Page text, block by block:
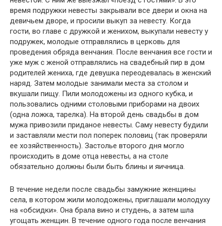
время подружки невесты закрывали все двери и окна на
девичьем дворе, и просили выкуп за невесту. Когда
гости, во главе с дружкой и женихом, выкупали невесту у
подружек, молодые отправлялись в церковь для
проведения обряда венчания. После венчания все гости и
уже муж с женой отправлялись на свадебный пир в дом
родителей жениха, где девушка переодевалась в женский
наряд. Затем молодые занимали места за столом и
вкушали пищу. Пили молодожены из одного кубка, и
пользовались одними столовыми приборами на двоих
(одна ложка, тарелка). На второй день свадьбы в дом
мужа привозили приданое невесты. Саму невесту будили
и заставляли мести пол поперек половиц (так проверяли
ее хозяйственность). Застолье второго дня могло
происходить в доме отца невесты, а на столе
обязательно должны были быть блины и яичница.
В течение недели после свадьбы замужние женщины
села, в котором жили молодожены, приглашали молодуху
на «обсидки». Она брала вино и студень, а затем шла
угощать женщин. В течение одного года после венчания